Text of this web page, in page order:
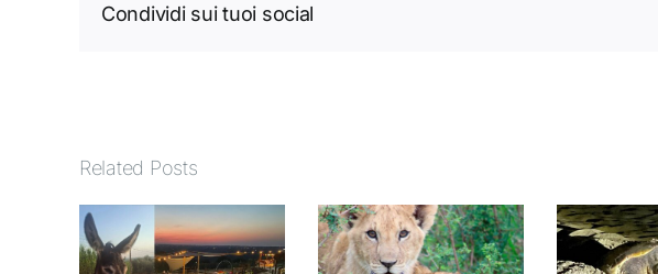
Condividi sui tuoi social
Related Posts